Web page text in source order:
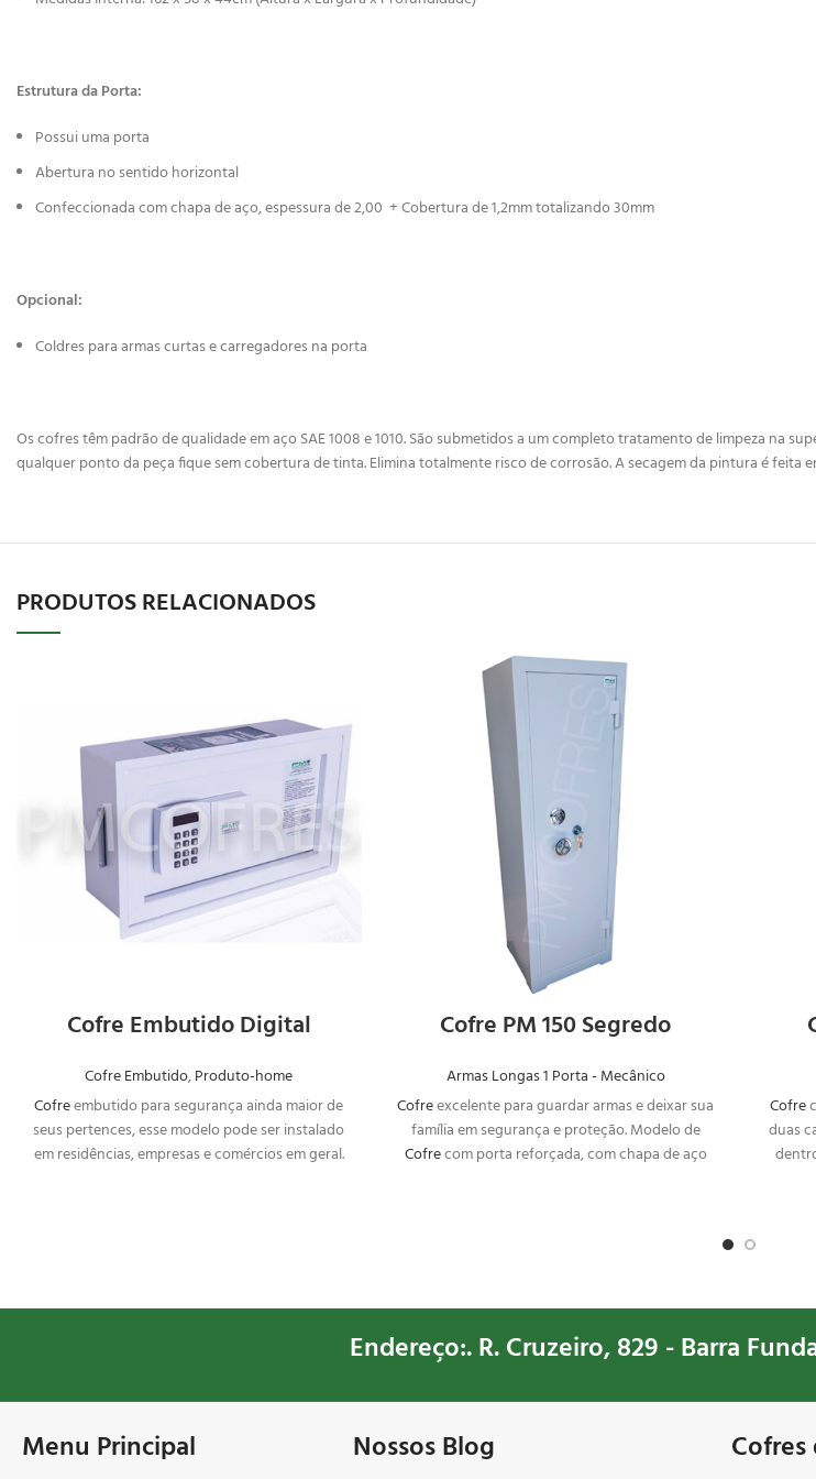
Estrutura da Porta:
Possui uma porta
Abertura no sentido horizontal
Confeccionada com chapa de aço, espessura de 2,00 + Cobertura de 1,2mm totalizando 30mm
Opcional:
Coldres para armas curtas e carregadores na porta
Os cofres têm padrão de qualidade em aço SAE 1008 e 1010. São submetidos a um completo tratamento de limpeza na
qualquer ponto da peça fique sem cobertura de tinta. Elimina totalmente risco de corrosão. A secagem da pintura é feita
PRODUTOS RELACIONADOS
Cofre Embutido Digital
Cofre Embutido,Produto-home
Cofreembutido para segurança ainda maior de
seus pertences, esse modelo pode ser instalado
em residências, empresas e comércios em geral.
SOLICITAR
ORÇAMENTO
Cofre PM 150 Segredo
Armas Longas 1 Porta - Mecânico
Cofreexcelente para guardar armas e deixar sua
família em segurança e proteção. Modelo de
Cofrecom porta reforçada, com chapa de aço
SOLICITAR
ORÇAMENTO
Cofre
duas
Endereço:. R. Cruzeiro, 829 - Barra
Menu Principal Nossos Blog Cofres